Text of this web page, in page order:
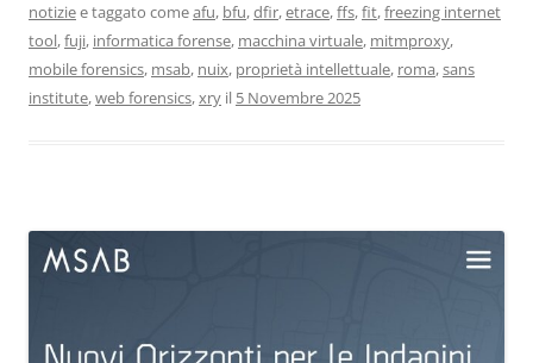
notiziee taggato comeafu, bfu,dfir,etrace,ffs,fit,freezing internet
tool,fuji, informatica forense, macchina virtuale, mitmproxy,
mobile forensics, msab, nuix, proprietà intellettuale, roma,sans
institute,web forensics,xry il 5 Novembre 2025